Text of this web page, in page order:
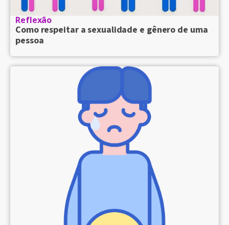
Reflexão
Como respeitar a sexualidade e gênero de uma
pessoa